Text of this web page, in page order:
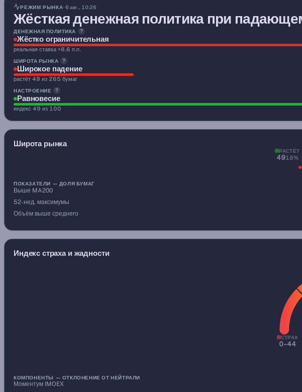
РЕЖИМ РЫНКА· 6 авг., 10:26
Жёсткая денежная политика при
денежная политика — жёстко ограничительная (реальная ставка +8.6
ДЕНЕЖНАЯ ПОЛИТИКА ?
Жёстко ограничительная
реальная ставка +8.6 п.п.
ШИРОТА РЫНКА
?
Широкое падение
растёт 49 из 265 бумаг
НАСТРОЕНИЕ
?
Равновесие
индекс 49 из 100
Широта рынка
РАСТЁТ
4918%
ПОКАЗАТЕЛИ — ДОЛЯ БУМАГ
Выше MA200
52-нед. максимумы
Объём выше среднего
Индекс страха и жадности
СТРАХ
0–44
КОМПОНЕНТЫ — ОТКЛОНЕНИЕ ОТ НЕЙТРАЛИ
Моментум IMOEX